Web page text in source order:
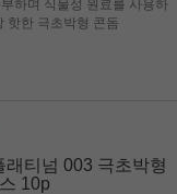
하며 식물성 원료를 사용하
핫한 극초박형 콘돔
래티넘 003 극초박형
10p